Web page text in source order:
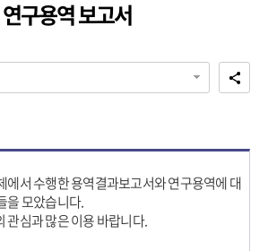
연구용역 보고서
에서 수행한 용역결과보고서와 연구용역에 대
을 모았습니다.
관심과 많은 이용 바랍니다.